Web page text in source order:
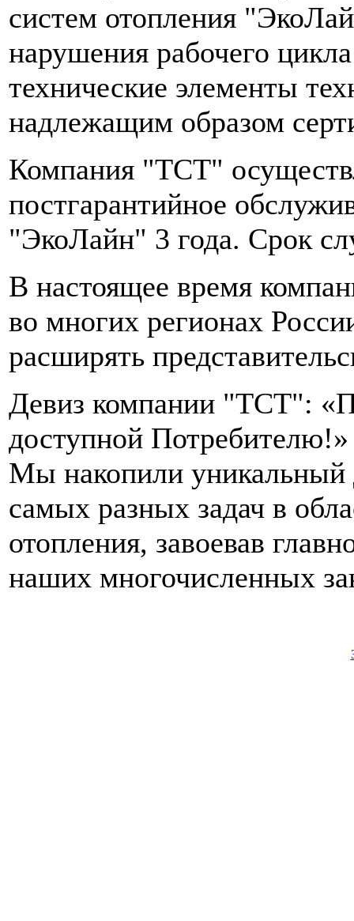
систем отопления
нарушения рабочего
технические элементы
надлежащим образом
Компания "ТСТ"
постгарантийное
"ЭкоЛайн" 3 года. Срок
В настоящее время
во многих регионах
расширять
Девиз компании "ТСТ":
доступной Потребителю!»
Мы накопили уникальный
самых разных задач в
отопления, завоевав
наших многочисленных